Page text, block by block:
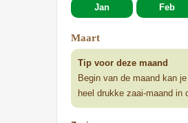
Jan Feb
Maart
Tip voor deze maand
Begin van de maand kan
heel drukke zaai-maand in